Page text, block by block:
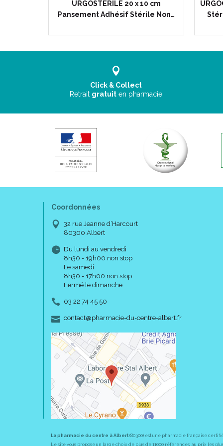
URGOSTERILE 20 x 10 cm
Pansement Adhésif Stérile Non…
Click & Collect
Retrait gratuit en pharmacie
Coordonnées
32 rue Jeanne d’Harcourt
80300 Albert
Du lundi au vendredi
8h30 - 19h00 non stop
Le samedi
8h30 - 17h00 non stop
Fermé le dimanche
03 22 74 45 50
contact-
@-
pharmacie-du-centre-albert.fr
La pharmacie du centre à Albert(80300) est une pharmacie française
Le site vous propose un large choix de plus de 11000 références, au prix les